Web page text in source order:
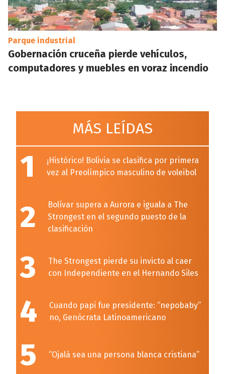
Parque industrial
Gobernación cruceña pierde vehículos,
computadores y muebles en voraz incendio
MÁS LEÍDAS
1
¡Histórico! Bolivia se clasifica por primera
vez al Preolímpico masculino de voleibol
2
Bolívar supera a Aurora e iguala a The
Strongest en el segundo puesto de la
clasificación
3
The Strongest pierde su invicto al caer
con Independiente en el Hernando Siles
4
Cuando papi fue presidente: “nepobaby”
no, Genócrata Latinoamericano
5 “Ojalá sea una persona blanca cristiana”